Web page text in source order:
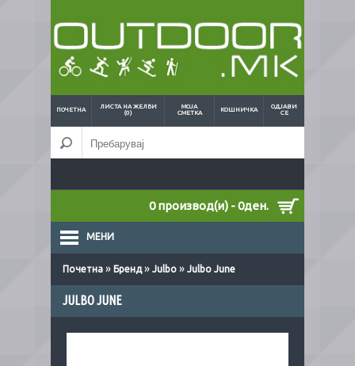
ПОЧЕТНА
ЛИСТА НА ЖЕЛБИ
(0)
МОЈА
СМЕТКА
КОШНИЧКА
ОДЈАВИ
СЕ
0 производ(и) - 0ден.
МЕНИ
Почетна » Бренд» Julbo » Julbo June
JULBO JUNE